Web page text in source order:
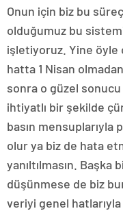
Onun için biz bu
olduğumuz bu
işletiyoruz. Yine öyle
hatta 1 Nisan
sonra o güzel sonucu
ihtiyatlı bir şekilde
basın mensuplarıyla
olur ya biz de hata
yanıltılmasın. Başka
düşünmese de biz
veriyi genel